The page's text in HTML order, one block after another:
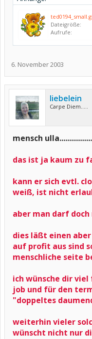
Dateigröße:
Aufrufe:
6. November 2003
liebelein
Carpe Diem.....
mensch
das ist ja kaum zu
kann er sich evtl.
weiß, ist nicht
aber man darf
dies läßt einen
auf profit aus sind
menschliche seite
ich wünsche dir
job und für den
"doppeltes
weiterhin vieler
wünscht nicht nur